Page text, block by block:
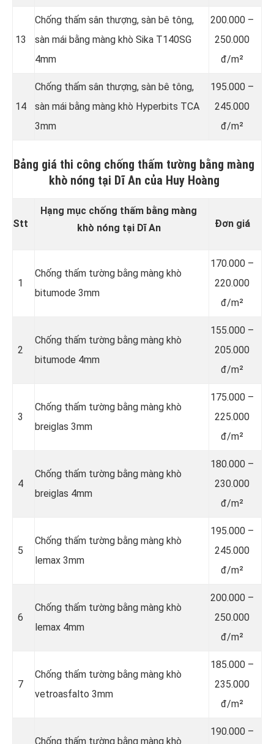
13
Chống thấm sân thượng, sàn bê tông,
sàn mái bằng màng khò Sika T140SG
4mm
200.000 –
250.000
đ/m²
14
Chống thấm sân thượng, sàn bê tông,
sàn mái bằng màng khò Hyperbits TCA
3mm
195.000 –
245.000
đ/m²
Bảng giá thi công chống thấm tường bằng màng
khò nóng tại Dĩ An của Huy Hoàng
Stt
Hạng mục chống thấm bằng màng
khò nóng tại Dĩ An
Đơn giá
1
Chống thấm tường bằng màng khò
bitumode 3mm
170.000 –
220.000
đ/m²
2
Chống thấm tường bằng màng khò
bitumode 4mm
155.000 –
205.000
đ/m²
3
Chống thấm tường bằng màng khò
breiglas 3mm
175.000 –
225.000
đ/m²
4
Chống thấm tường bằng màng khò
breiglas 4mm
180.000 –
230.000
đ/m²
5
Chống thấm tường bằng màng khò
lemax 3mm
195.000 –
245.000
đ/m²
6
Chống thấm tường bằng màng khò
lemax 4mm
200.000 –
250.000
đ/m²
7
Chống thấm tường bằng màng khò
vetroasfalto 3mm
185.000 –
235.000
đ/m²
Chống thấm tường bằng màng khò
190.000 –